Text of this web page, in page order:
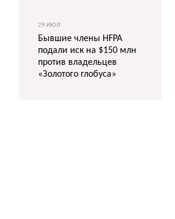
29 ИЮЛ
Бывшие члены HFPA
подали иск на $150 млн
против владельцев
«Золотого глобуса»